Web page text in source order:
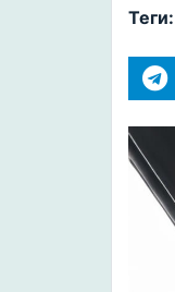
Теги: